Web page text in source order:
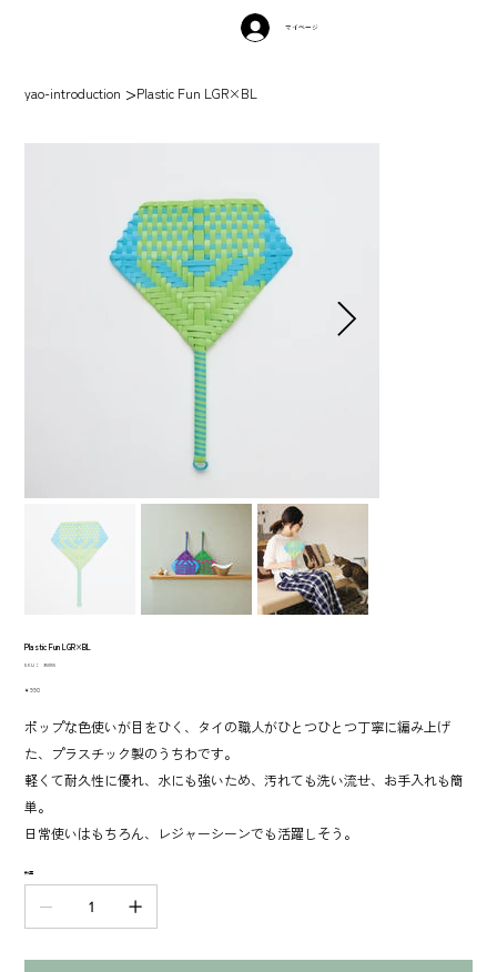
マイページ
yao-introduction >Plastic Fun LGR×BL
Plastic Fun LGR×BL
SKU：
SKU：
950155
価
￥990
ポップな色使いが目をひく、タイの職人がひとつひとつ丁寧に編み上げ
た、プラスチック製のうちわです。
軽くて耐久性に優れ、水にも強いため、汚れても洗い流せ、お手入れも簡
単。
日常使いはもちろん、レジャーシーンでも活躍しそう。
数量